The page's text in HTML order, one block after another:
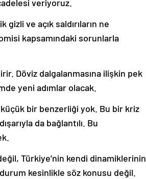
veriyoruz.
ve açık saldırıların ne
kapsamındaki sorunlarla
Döviz dalgalanmasına ilişkin pek
yeni adımlar olacak.
küçük bir benzerliği yok. Bu bir kriz
da bağlantılı. Bu
Türkiye’nin kendi dinamiklerinin
kesinlikle söz konusu değil.